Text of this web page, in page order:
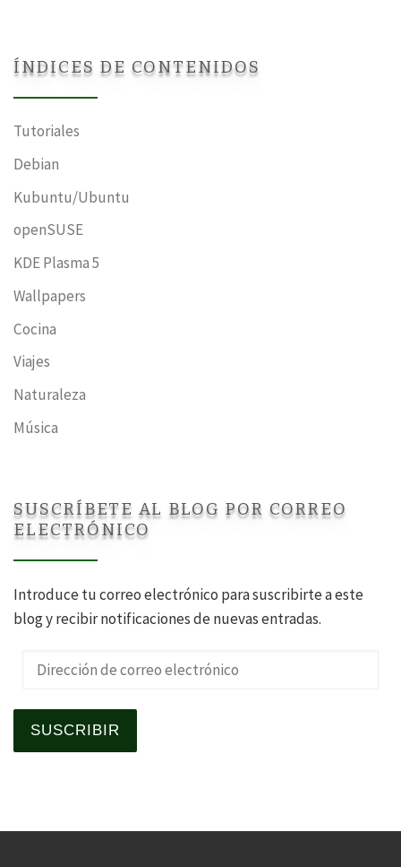
ÍNDICES DE CONTENIDOS
Tutoriales
Debian
Kubuntu/Ubuntu
openSUSE
KDE Plasma 5
Wallpapers
Cocina
Viajes
Naturaleza
Música
SUSCRÍBETE AL BLOG POR CORREO
ELECTRÓNICO
Introduce tu correo electrónico para suscribirte a este
blog y recibir notificaciones de nuevas entradas.
Dirección de correo electrónico
SUSCRIBIR